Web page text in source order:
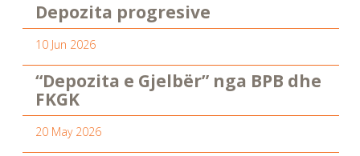
Depozita progresive
10 Jun 2026
“Depozita e Gjelbër” nga BPB dhe
FKGK
20 May 2026